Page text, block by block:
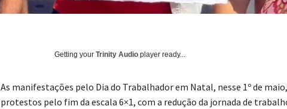
Getting your Trinity Audioplayer ready...
As manifestações pelo Dia do Trabalhador em Natal, nesse 1º de
protestos pelo fim da escala 6×1, com a redução da jornada de